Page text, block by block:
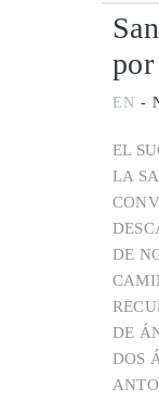
por
EN -
EL
LA
DE
DE
DOS